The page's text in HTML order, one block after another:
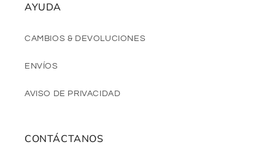
AYUDA
CAMBIOS & DEVOLUCIONES
ENVÍOS
AVISO DE PRIVACIDAD
CONTÁCTANOS